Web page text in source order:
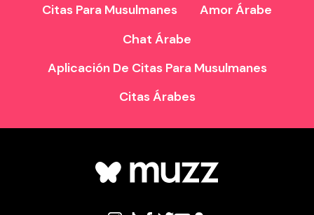
Citas Para Musulmanes
Amor Árabe
Chat Árabe
Aplicación De Citas Para Musulmanes
Citas Árabes